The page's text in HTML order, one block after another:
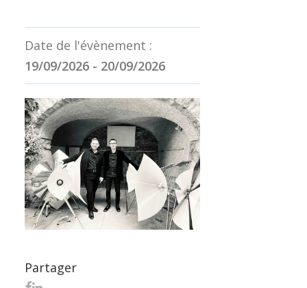
Date de l'évènement :
19/09/2026 - 20/09/2026
Partager